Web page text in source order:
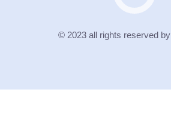
© 2023 all rights reserved by